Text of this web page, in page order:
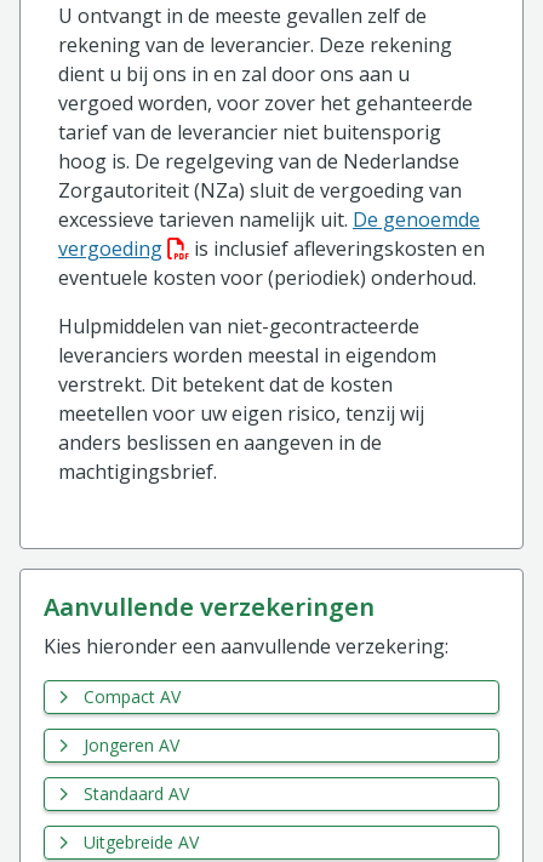
U ontvangt in de meeste gevallen zelf de
rekening van de leverancier. Deze rekening
dient u bij ons in en zal door ons aan u
vergoed worden, voor zover het gehanteerde
tarief van de leverancier niet buitensporig
hoog is. De regelgeving van de Nederlandse
Zorgautoriteit (NZa) sluit de vergoeding van
excessieve tarieven namelijk uit. De genoemde
vergoeding(PDF bestand, download bestand)
is inclusief afleveringskosten en
eventuele kosten voor (periodiek) onderhoud.
Hulpmiddelen van niet-gecontracteerde
leveranciers worden meestal in eigendom
verstrekt. Dit betekent dat de kosten
meetellen voor uw eigen risico, tenzij wij
anders beslissen en aangeven in de
machtigingsbrief.
aanvullende verzekeringen
Kies hieronder een aanvullende verzekering:
Compact AV
Jongeren AV
Standaard AV
Uitgebreide AV